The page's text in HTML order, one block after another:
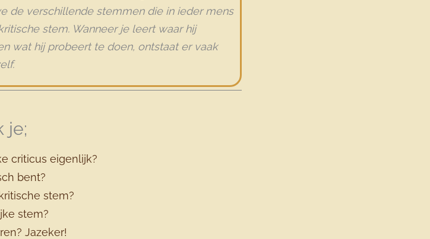
de verschillende stemmen die in ieder mens
stem. Wanneer je leert waar hij
wat hij probeert te doen, ontstaat er vaak
je;
criticus eigenlijk?
bent?
stem?
stem?
Jazeker!